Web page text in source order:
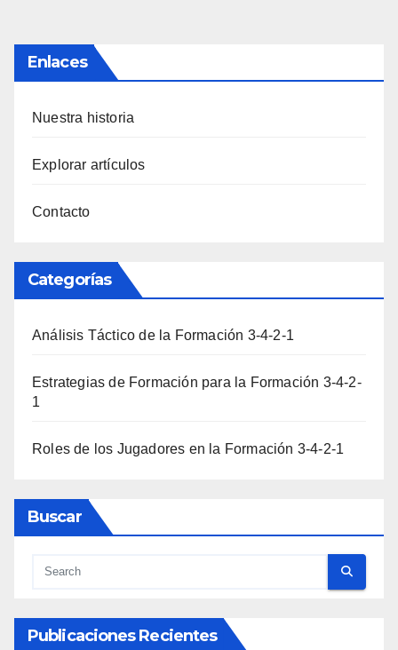
Enlaces
Nuestra historia
Explorar artículos
Contacto
Categorías
Análisis Táctico de la Formación 3-4-2-1
Estrategias de Formación para la Formación 3-4-2-
1
Roles de los Jugadores en la Formación 3-4-2-1
Buscar
Publicaciones Recientes